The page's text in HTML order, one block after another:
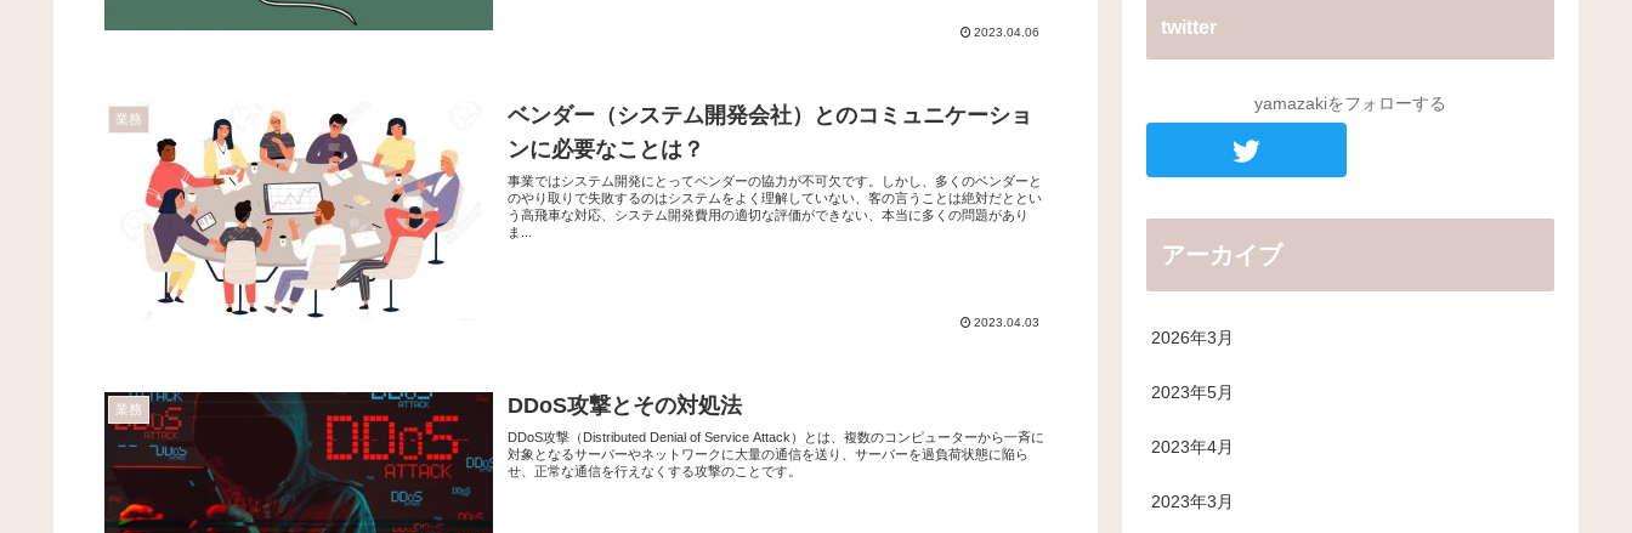
2023.04.06
業務
ベンダー（システム開発会社）とのコミュニケーショ
ンに必要なことは？
事業ではシステム開発にとってベンダーの協力が不可欠です。しかし、多くのベンダーと
のやり取りで失敗するのはシステムをよく理解していない、客の言うことは絶対だととい
う高飛車な対応、システム開発費用の適切な評価ができない、本当に多くの問題があり
ま...
2023.04.03
業務 DDoS攻撃とその対処法
DDoS攻撃（Distributed Denial of Service Attack）とは、複数のコンピューターから一斉に
対象となるサーバーやネットワークに大量の通信を送り、サーバーを過負荷状態に陥ら
せ、正常な通信を行えなくする攻撃のことです。
twitter
yamazakiをフォローする
アーカイブ
2026年3月
2023年5月
2023年4月
2023年3月